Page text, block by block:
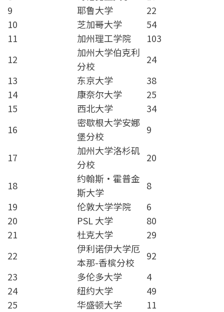
9
耶鲁大学
22
10
芝加哥大学
54
11
加州理工学院
103
12
加州大学伯克利
分校
24
13
东京大学
38
14
康奈尔大学
25
15
西北大学
34
16
密歇根大学安娜
堡分校
9
17
加州大学洛杉矶
分校
20
18
约翰斯·霍普金
斯大学
8
19
伦敦大学学院
6
20
PSL 大学
80
21
杜克大学
29
22
伊利诺伊大学厄
本那-香槟分校
92
23
多伦多大学
4
24
纽约大学
49
25
华盛顿大学 11